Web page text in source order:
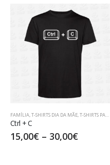
FAMÍLIA,T-SHIRTS DIA DA MÃE,T-SHIRTS PARA PAIS
Ctrl + C
15,00€ – 30,00€